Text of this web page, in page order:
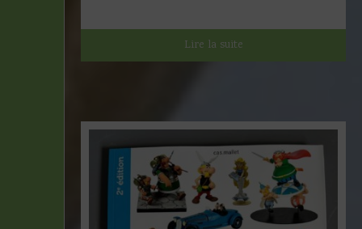
Lire la suite